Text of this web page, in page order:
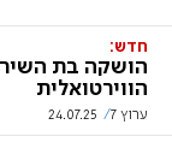
חדש:
הושקה בת
הווירטואלית
ערוץ 7 24.07.25